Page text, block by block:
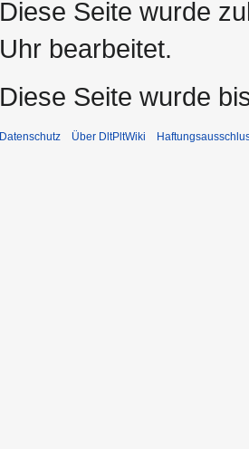
Diese Seite wurde
Uhr bearbeitet.
Diese Seite wurde
Datenschutz Über DltPltWiki